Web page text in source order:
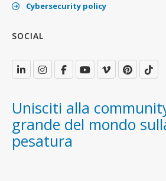
Cybersecurity policy
SOCIAL
Unisciti alla
grande del mondo
pesatura